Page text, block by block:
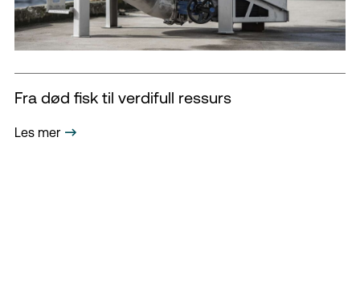
Fra død fisk til verdifull ressurs
Les mer